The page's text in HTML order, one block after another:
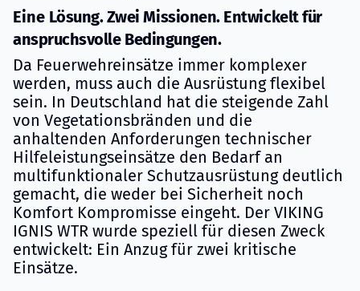
Eine Lösung. Zwei Missionen. Entwickelt für
anspruchsvolle Bedingungen.
Da Feuerwehreinsätze immer komplexer
werden, muss auch die Ausrüstung flexibel
sein. In Deutschland hat die steigende Zahl
von Vegetationsbränden und die
anhaltenden Anforderungen technischer
Hilfeleistungseinsätze den Bedarf an
multifunktionaler Schutzausrüstung deutlich
gemacht, die weder bei Sicherheit noch
Komfort Kompromisse eingeht. Der VIKING
IGNIS WTR wurde speziell für diesen Zweck
entwickelt: Ein Anzug für zwei kritische
Einsätze.